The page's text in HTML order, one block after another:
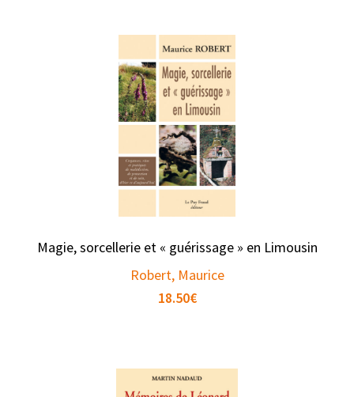
Magie, sorcellerie et « guérissage » en Limousin
Robert, Maurice
18.50€